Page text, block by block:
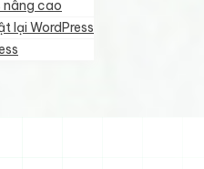
nâng cao
lại WordPress